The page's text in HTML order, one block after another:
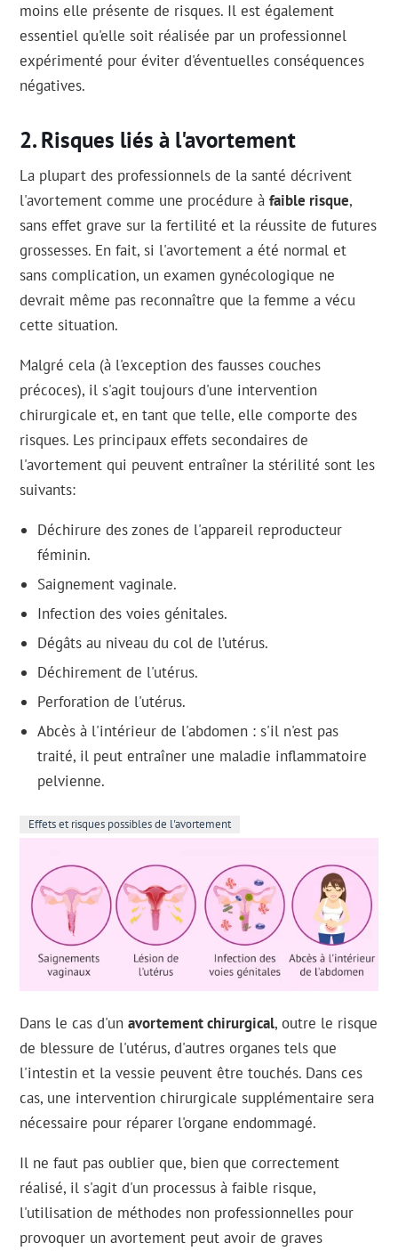
moins elle présente de risques. Il est également
essentiel qu'elle soit réalisée par un professionnel
expérimenté pour éviter d'éventuelles conséquences
négatives.
Risques liés à l'avortement
La plupart des professionnels de la santé décrivent
l'avortement comme une procédure àfaible risque,
sans effet grave sur la fertilité et la réussite de futures
grossesses. En fait, si l'avortement a été normal et
sans complication, un examen gynécologique ne
devrait même pas reconnaître que la femme a vécu
cette situation.
Malgré cela (à l'exception des fausses couches
précoces), il s'agit toujours d'une intervention
chirurgicale et, en tant que telle, elle comporte des
risques. Les principaux effets secondaires de
l'avortement qui peuvent entraîner la stérilité sont les
suivants:
Déchirure des zones de l'appareil reproducteur
féminin.
Saignement vaginale.
Infection des voies génitales.
Dégâts au niveau du col de l’utérus.
Déchirement de l'utérus.
Perforation de l'utérus.
Abcès à l'intérieur de l'abdomen : s'il n'est pas
traité, il peut entraîner une maladie inflammatoire
pelvienne.
Effets et risques possibles de l'avortement
Dans le cas d'unavortement chirurgical, outre le risque
de blessure de l'utérus, d'autres organes tels que
l'intestin et la vessie peuvent être touchés. Dans ces
cas, une intervention chirurgicale supplémentaire sera
nécessaire pour réparer l'organe endommagé.
Il ne faut pas oublier que, bien que correctement
réalisé, il s'agit d'un processus à faible risque,
l'utilisation de méthodes non professionnelles pour
provoquer un avortement peut avoir de graves